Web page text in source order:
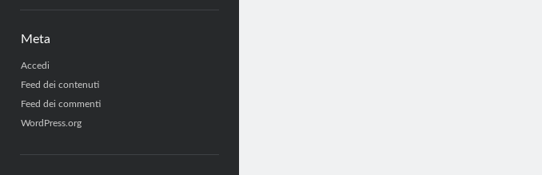
Meta
Accedi
Feed dei contenuti
Feed dei commenti
WordPress.org